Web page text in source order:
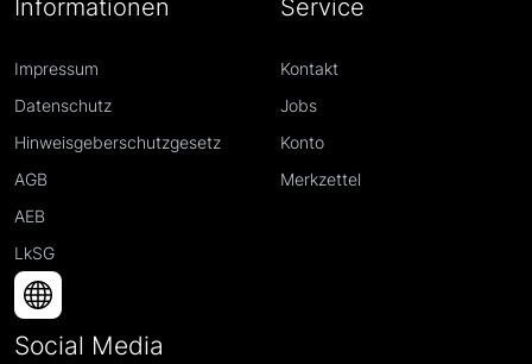
Informationen
Impressum
Datenschutz
Hinweisgeberschutzgesetz
AGB
AEB
LkSG
Service
Kontakt
Jobs
Konto
Merkzettel
Social Media